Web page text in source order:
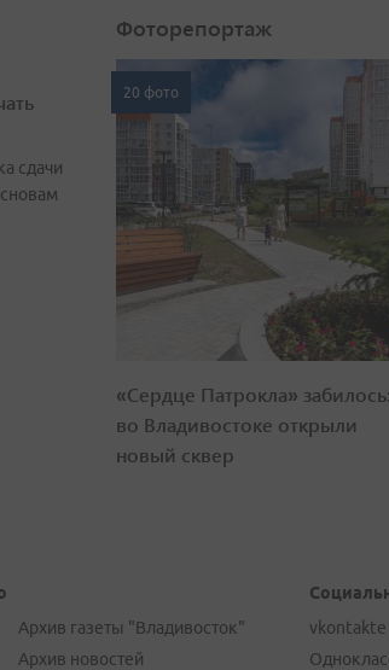
сдачи
Фоторепортаж
20 фото
«Сердце Патрокла» забилось:
во Владивостоке открыли
новый сквер
Архив газеты "Владивосток"
Архив новостей
vkontakte